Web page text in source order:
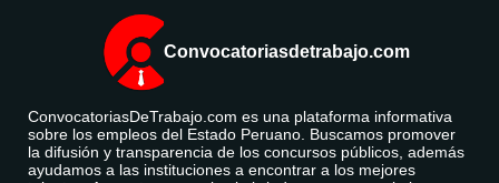
Convocatoriasdetrabajo.com
ConvocatoriasDeTrabajo.com es una plataforma informativa
sobre los empleos del Estado Peruano. Buscamos promover
la difusión y transparencia de los concursos públicos, además
ayudamos a las instituciones a encontrar a los mejores